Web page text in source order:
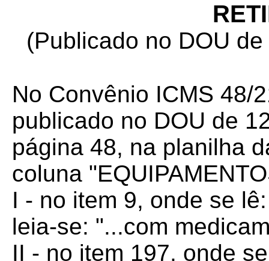
(Publicado no DOU
No Convênio ICMS 48/
publicado no DOU de
página 48, na planilha
coluna
I - no item 9, onde se
leia-se: "...com
II - no item 197, onde